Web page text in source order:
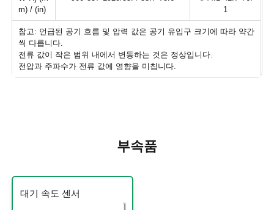
m) / (in)
1
참고: 언급된 공기 흐름 및 압력 값은 공기 유입구 크기에 따라 약간
씩 다릅니다.
전류 값이 작은 범위 내에서 변동하는 것은 정상입니다.
전압과 주파수가 전류 값에 영향을 미칩니다.
부속품
대기 속도 센서